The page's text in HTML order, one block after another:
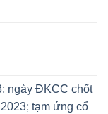
ngày ĐKCC chốt
tạm ứng cổ